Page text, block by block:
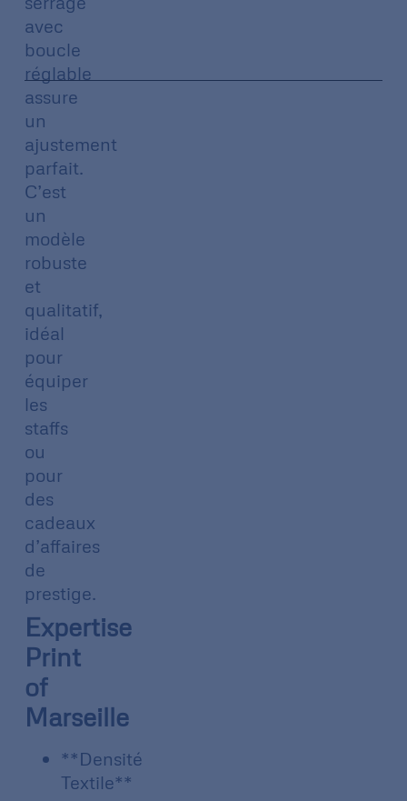
avec
boucle
réglable
assure
un
ajustement
parfait.
C’est
un
modèle
robuste
et
qualitatif,
idéal
pour
équiper
les
staffs
ou
pour
des
cadeaux
d’affaires
de
prestige.
Expertise
Print
of
Marseille
**Densité
Textile**